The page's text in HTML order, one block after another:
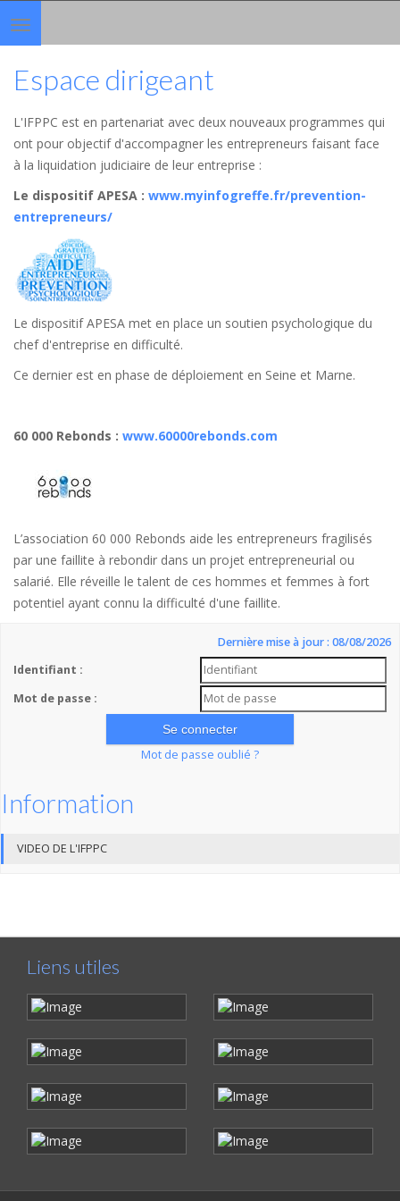
Toggle
navigation
Espace dirigeant
L'IFPPC est en partenariat avec deux nouveaux programmes qui
ont pour objectif d'accompagner les entrepreneurs faisant face
à la liquidation judiciaire de leur entreprise :
Le dispositif APESA : www.myinfogreffe.fr/prevention-
entrepreneurs/
Le dispositif APESA met en place un soutien psychologique du
chef d'entreprise en difficulté.
Ce dernier est en phase de déploiement en Seine et Marne.
60 000 Rebonds : www.60000rebonds.com
L’association 60 000 Rebonds aide les entrepreneurs fragilisés
par une faillite à rebondir dans un projet entrepreneurial ou
salarié. Elle réveille le talent de ces hommes et femmes à fort
potentiel ayant connu la difficulté d'une faillite.
Dernière mise à jour : 08/08/2026
Identifiant :
Mot de passe :
Mot de passe oublié ?
Information
VIDEO DE L'IFPPC
Liens utiles